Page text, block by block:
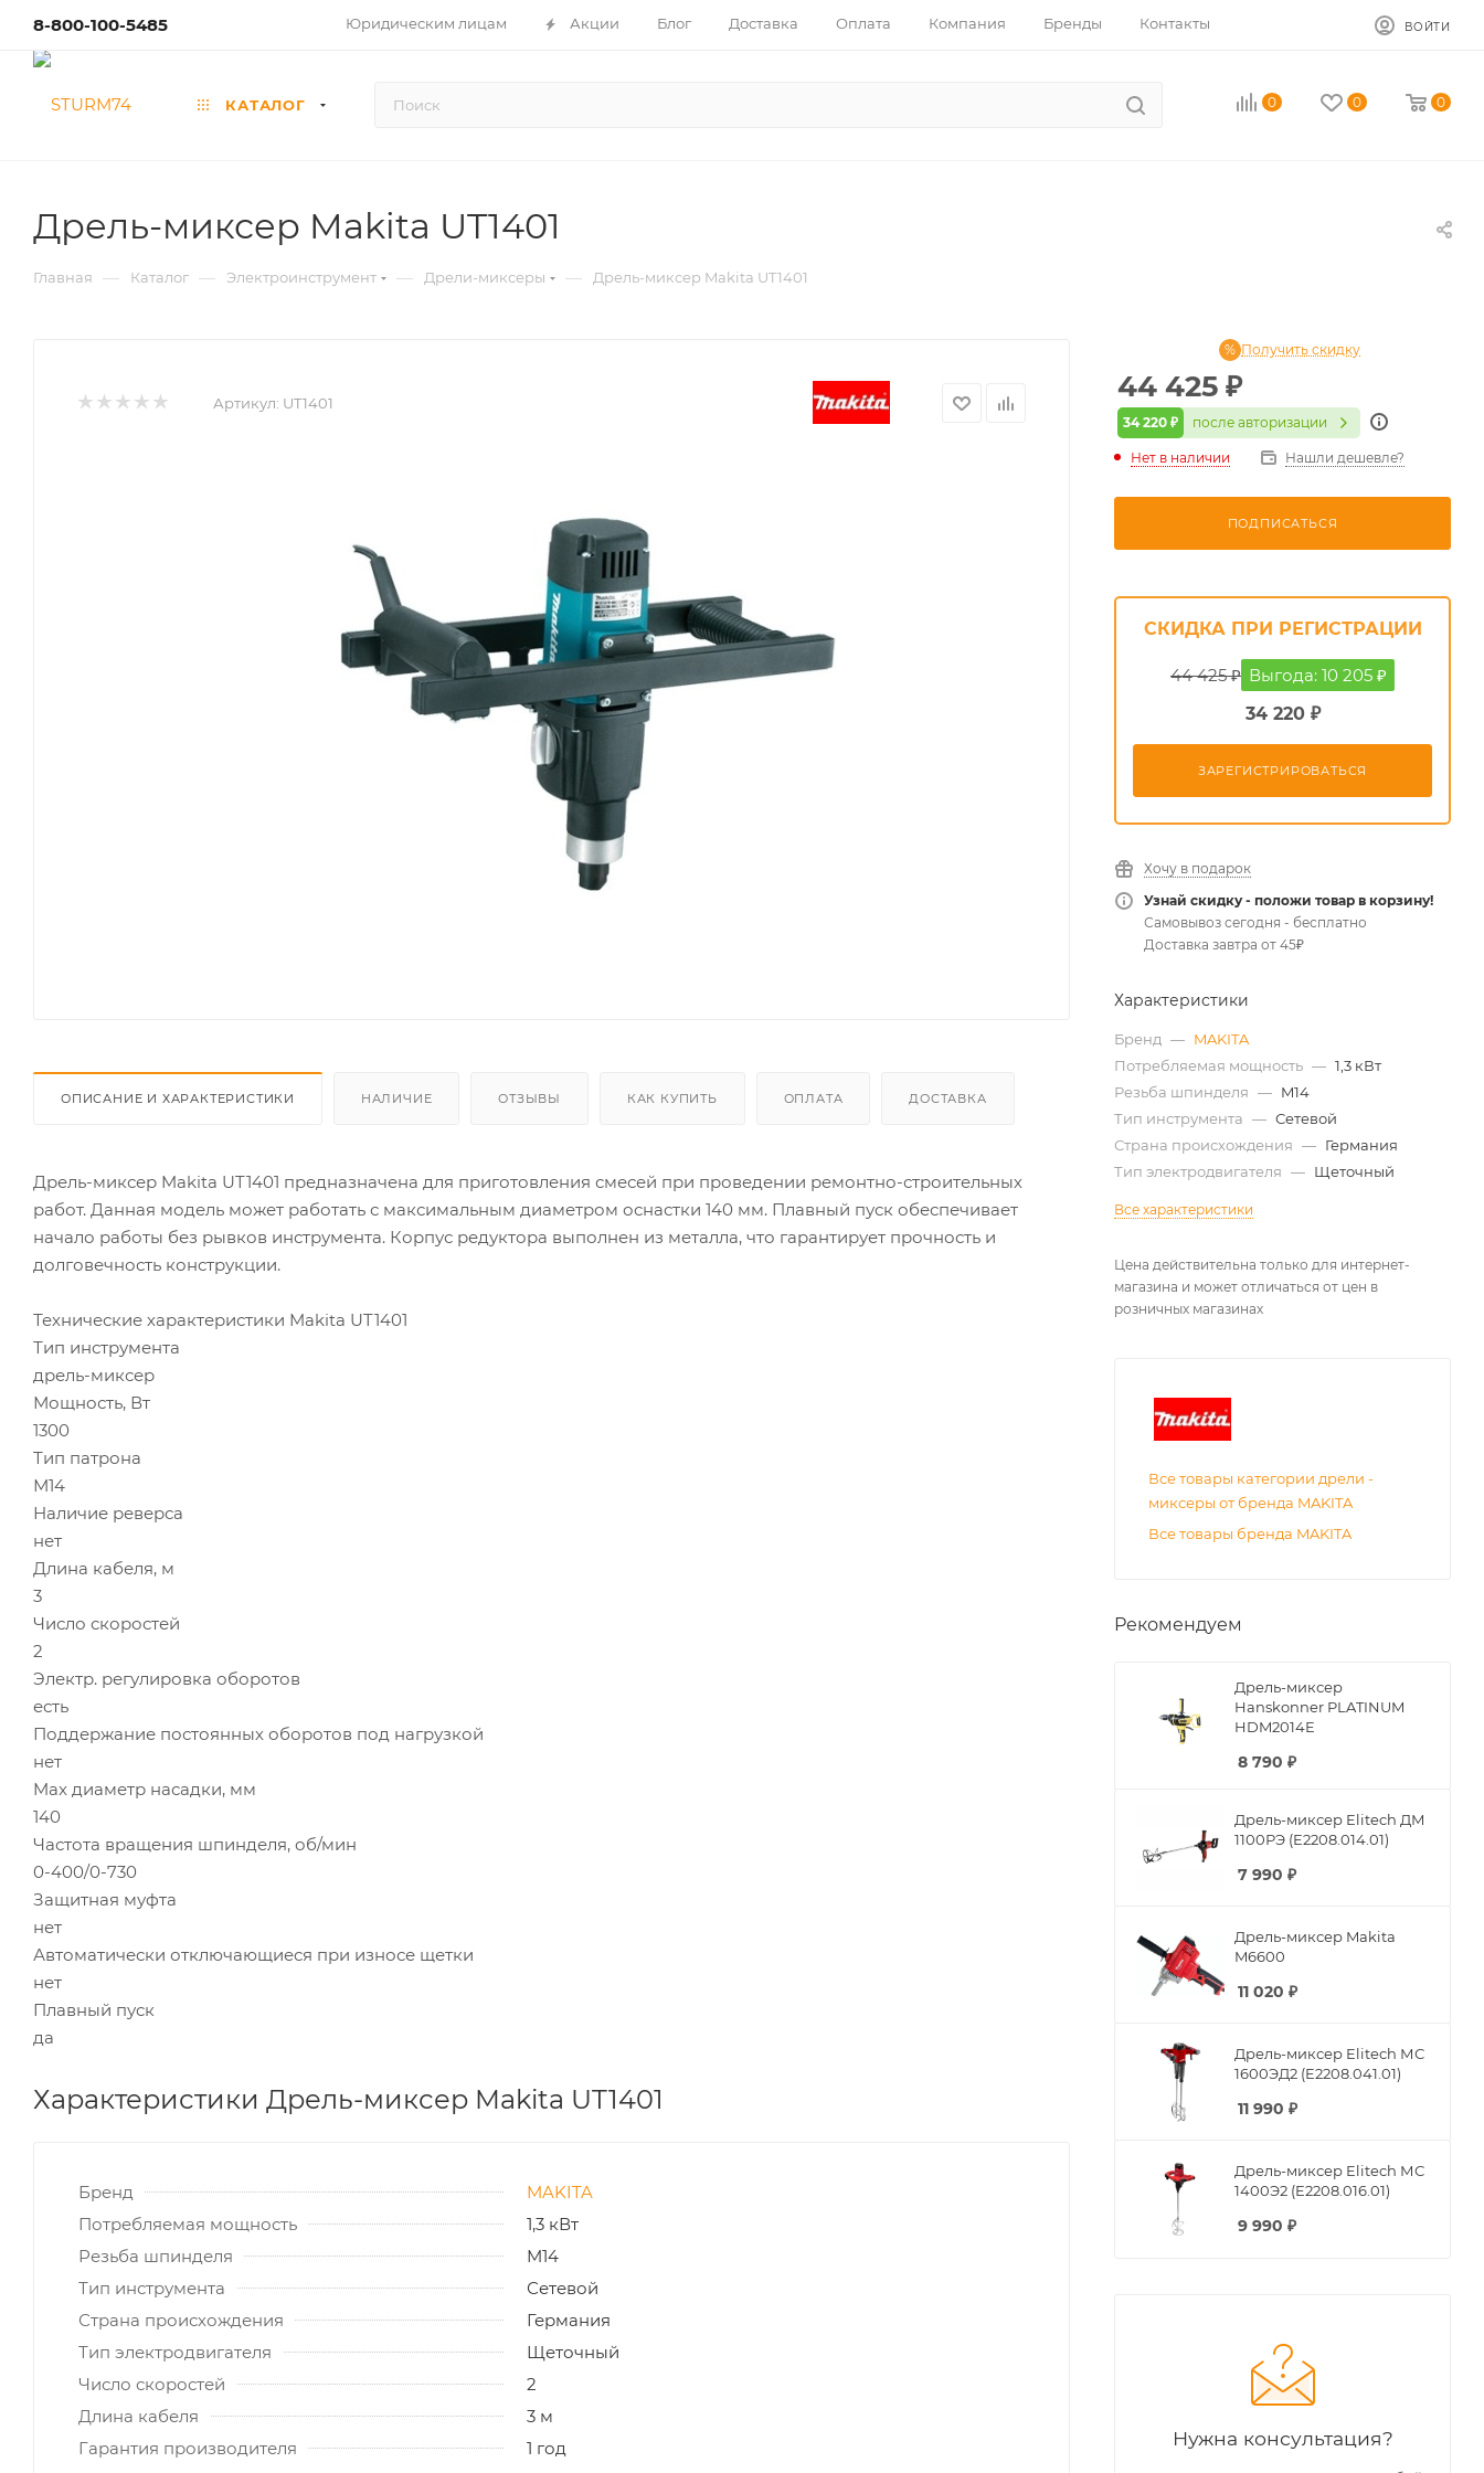
8-800-100-5485 Юридическим лицам Акции Блог Доставка Оплата Компания Бренды Контакты ВОЙТИ
КАТАЛОГ 0 0 0
Дрель-миксер Makita UT1401
Главная — Каталог — Электроинструмент — Дрели-миксеры — Дрель-миксер Makita UT1401
Артикул: UT1401
ОПИСАНИЕ И ХАРАКТЕРИСТИКИ НАЛИЧИЕ ОТЗЫВЫ КАК КУПИТЬ ОПЛАТА ДОСТАВКА
Дрель-миксер Makita UT1401 предназначена для приготовления смесей при проведении ремонтно-строительных
работ. Данная модель может работать с максимальным диаметром оснастки 140 мм. Плавный пуск обеспечивает
начало работы без рывков инструмента. Корпус редуктора выполнен из металла, что гарантирует прочность и
долговечность конструкции.
Технические характеристики Makita UT1401
Тип инструмента
дрель-миксер
Мощность, Вт
1300
Тип патрона
М14
Наличие реверса
нет
Длина кабеля, м
3
Число скоростей
2
Электр. регулировка оборотов
есть
Поддержание постоянных оборотов под нагрузкой
нет
Max диаметр насадки, мм
140
Частота вращения шпинделя, об/мин
0-400/0-730
Защитная муфта
нет
Автоматически отключающиеся при износе щетки
нет
Плавный пуск
да
Характеристики Дрель-миксер Makita UT1401
Бренд
MAKITA
Потребляемая мощность
1,3 кВт
Резьба шпинделя
M14
Тип инструмента
Сетевой
Страна происхождения
Германия
Тип электродвигателя
Щеточный
Число скоростей
2
Длина кабеля
3 м
Гарантия производителя
1 год
44 425 ₽
34 220 ₽ после авторизации
Получить скидку
Нет в наличии Нашли дешевле?
ПОДПИСАТЬСЯ
СКИДКА ПРИ РЕГИСТРАЦИИ
44 425 ₽ Выгода: 10 205 ₽
34 220 ₽
ЗАРЕГИСТРИРОВАТЬСЯ
Хочу в подарок
Узнай скидку - положи товар в корзину!
Самовывоз сегодня - бесплатно
Доставка завтра от 45₽
Характеристики
Бренд — MAKITA
Потребляемая мощность — 1,3 кВт
Резьба шпинделя — M14
Тип инструмента — Сетевой
Страна происхождения — Германия
Тип электродвигателя — Щеточный
Все характеристики
Цена действительна только для интернет-
магазина и может отличаться от цен в
розничных магазинах
Все товары категории дрели -
миксеры от бренда MAKITA
Все товары бренда MAKITA
Рекомендуем
Дрель-миксер
Hanskonner PLATINUM
HDM2014E
8 790 ₽
Дрель-миксер Elitech ДМ
1100РЭ (E2208.014.01)
7 990 ₽
Дрель-миксер Makita
M6600
11 020 ₽
Дрель-миксер Elitech МС
1600ЭД2 (E2208.041.01)
11 990 ₽
Дрель-миксер Elitech МС
1400Э2 (E2208.016.01)
9 990 ₽
Нужна консультация?